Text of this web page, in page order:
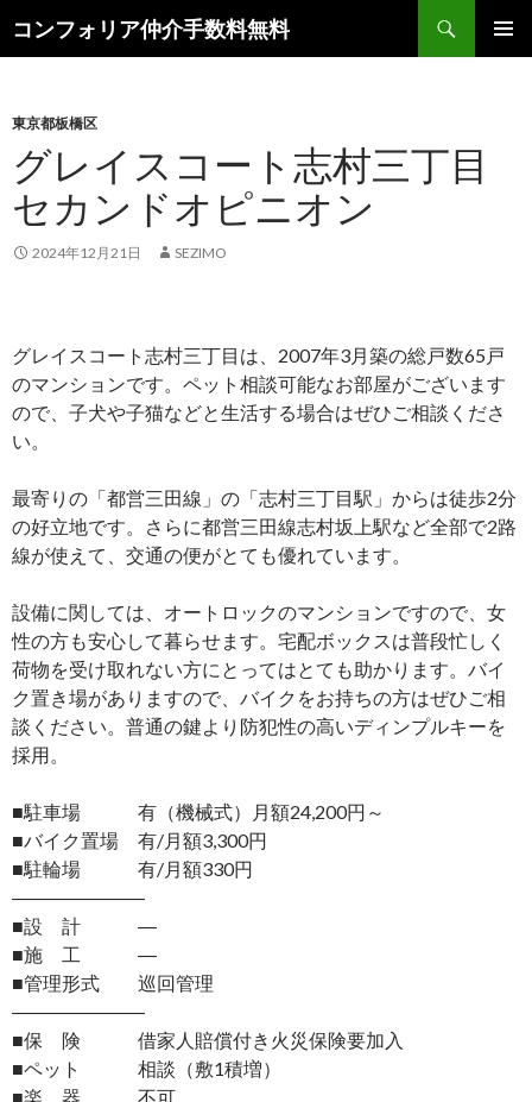
コンフォリア仲介手数料無料
索
ン
へ
ス
キ
ッ
東京都板橋区
グレイスコート志村三丁目
セカンドオピニオン
2024年12月21日 SEZIMO
グレイスコート志村三丁目は、2007年3月築の総戸数65戸
のマンションです。ペット相談可能なお部屋がございます
ので、子犬や子猫などと生活する場合はぜひご相談くださ
い。
最寄りの「都営三田線」の「志村三丁目駅」からは徒歩2分
の好立地です。さらに都営三田線志村坂上駅など全部で2路
線が使えて、交通の便がとても優れています。
設備に関しては、オートロックのマンションですので、女
性の方も安心して暮らせます。宅配ボックスは普段忙しく
荷物を受け取れない方にとってはとても助かります。バイ
ク置き場がありますので、バイクをお持ちの方はぜひご相
談ください。普通の鍵より防犯性の高いディンプルキーを
採用。
■駐車場 有（機械式）月額24,200円～
■バイク置場 有/月額3,300円
■駐輪場 有/月額330円
―――――――
■設 計 ―
■施 工 ―
■管理形式 巡回管理
―――――――
■保 険 借家人賠償付き火災保険要加入
■ペット 相談（敷1積増）
■楽 器 不可